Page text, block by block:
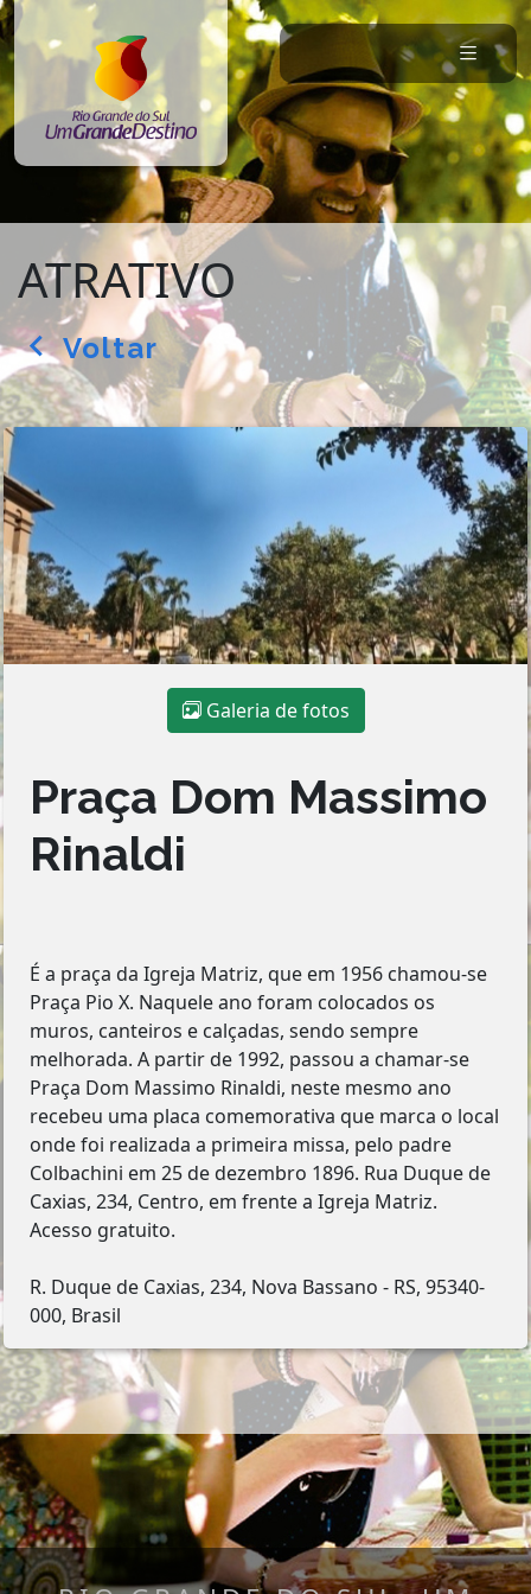
ATRATIVO
arrow_back_ios Voltar
Galeria de fotos
Praça Dom Massimo
Rinaldi
É a praça da Igreja Matriz, que em 1956 chamou-se
Praça Pio X. Naquele ano foram colocados os
muros, canteiros e calçadas, sendo sempre
melhorada. A partir de 1992, passou a chamar-se
Praça Dom Massimo Rinaldi, neste mesmo ano
recebeu uma placa comemorativa que marca o local
onde foi realizada a primeira missa, pelo padre
Colbachini em 25 de dezembro 1896. Rua Duque de
Caxias, 234, Centro, em frente a Igreja Matriz.
Acesso gratuito.
R. Duque de Caxias, 234, Nova Bassano - RS, 95340-
000, Brasil